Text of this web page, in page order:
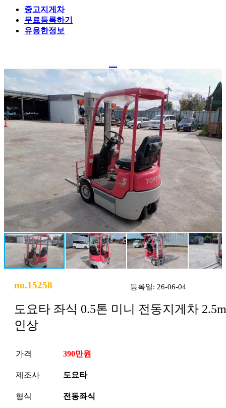
중고지게차
무료등록하기
유용한정보
....
no.15258 등록일: 26-06-04
도요타 좌식 0.5톤 미니 전동지게차 2.5m
인상
가격 390만원
제조사 도요타
형식 전동좌식